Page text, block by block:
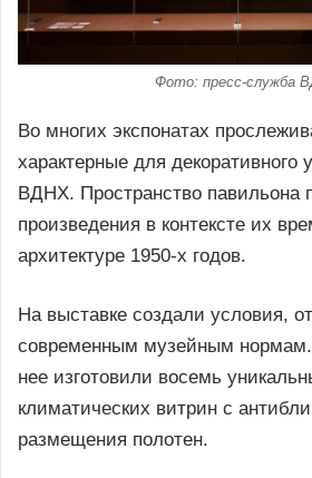
Фото: пресс-служба
Во многих экспонатах
характерные для декоративного
ВДНХ. Пространство павильона
произведения в контексте их
архитектуре 1950-х годов.
На выставке создали условия,
современным музейным
нее изготовили восемь
климатических витрин с
размещения полотен.